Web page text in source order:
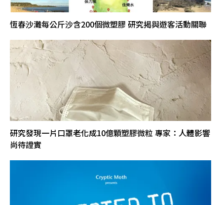
恆春沙灘每公斤沙含200個微塑膠 研究揭與遊客活動關聯
研究發現一片口罩老化成10億顆塑膠微粒 專家：人體影響
尚待證實